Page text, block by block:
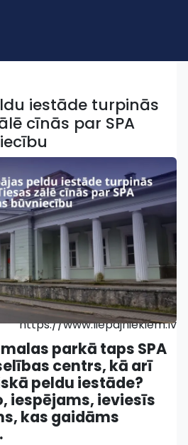
iestāde turpinās
cīnās par SPA
https://www.liepajniekiem.lv
parkā taps SPA
centrs, kā arī
peldu iestāde?
iespējams, ieviesīs
kas gaidāms